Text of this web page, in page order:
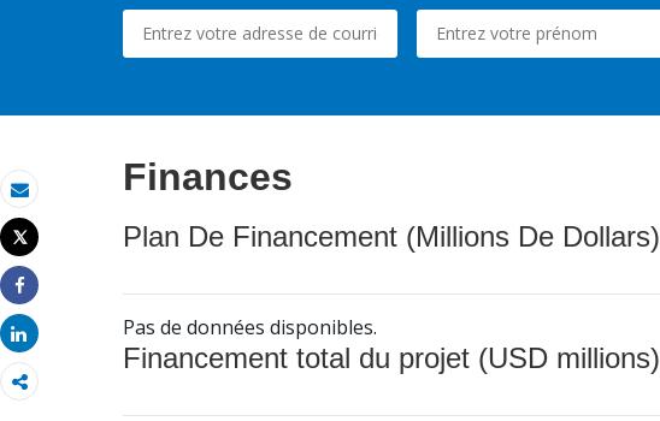
Email
Imprimer
Tweet
Share
Share
Finances
Plan De Financement (Millions De Dollars)
Pas de données disponibles.
Financement total du projet (USD millions)